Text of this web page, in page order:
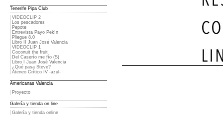
Tenerife Pipa Club
VIDEOCLIP 2
Los pescadores
Pepote
Entrevista Payo Pekín
Pliegue 8.0
Libro II Juan José Valencia
VIDEOCLIP 1
Coconuit the fruit
Del Caserío me fío (S)
Libro I Juan José Valencia
¿Qué pasa Steve?
Ateneo Crítico IV -azul-
Americanas Valencia
Proyecto
Galería y tienda on line
Galería y tienda online